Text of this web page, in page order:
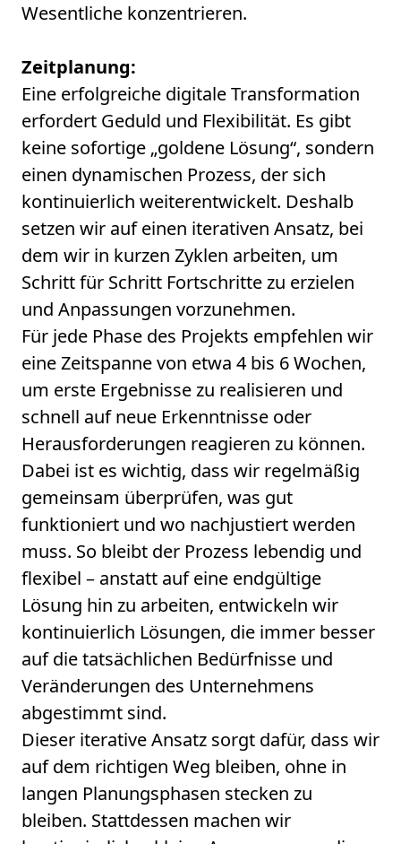
Wesentliche konzentrieren.
Zeitplanung:
Eine erfolgreiche digitale Transformation
erfordert Geduld und Flexibilität. Es gibt
keine sofortige „goldene Lösung“, sondern
einen dynamischen Prozess, der sich
kontinuierlich weiterentwickelt. Deshalb
setzen wir auf einen iterativen Ansatz, bei
dem wir in kurzen Zyklen arbeiten, um
Schritt für Schritt Fortschritte zu erzielen
und Anpassungen vorzunehmen.
Für jede Phase des Projekts empfehlen wir
eine Zeitspanne von etwa 4 bis 6 Wochen,
um erste Ergebnisse zu realisieren und
schnell auf neue Erkenntnisse oder
Herausforderungen reagieren zu können.
Dabei ist es wichtig, dass wir regelmäßig
gemeinsam überprüfen, was gut
funktioniert und wo nachjustiert werden
muss. So bleibt der Prozess lebendig und
flexibel – anstatt auf eine endgültige
Lösung hin zu arbeiten, entwickeln wir
kontinuierlich Lösungen, die immer besser
auf die tatsächlichen Bedürfnisse und
Veränderungen des Unternehmens
abgestimmt sind.
Dieser iterative Ansatz sorgt dafür, dass wir
auf dem richtigen Weg bleiben, ohne in
langen Planungsphasen stecken zu
bleiben. Stattdessen machen wir